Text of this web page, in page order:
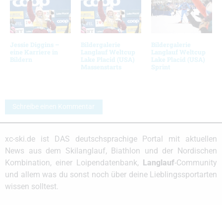
Jessie Diggins –
eine Karriere in
Bildern
Bildergalerie
Langlauf Weltcup
Lake Placid (USA)
Massenstarts
Bildergalerie
Langlauf Weltcup
Lake Placid (USA)
Sprint
Schreibe einen Kommentar
xc-ski.de ist DAS deutschsprachige Portal mit aktuellen
News aus dem Skilanglauf, Biathlon und der Nordischen
Kombination, einer Loipendatenbank,
Langlauf-Community
und allem was du sonst noch über deine Lieblingssportarten
wissen solltest.